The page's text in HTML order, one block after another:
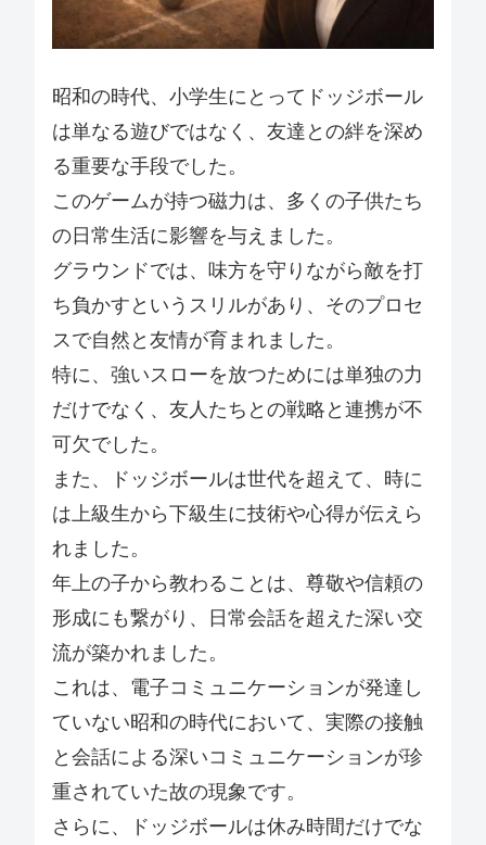
昭和の時代、小学生にとってドッジボール
は単なる遊びではなく、友達との絆を深め
る重要な手段でした。
このゲームが持つ磁力は、多くの子供たち
の日常生活に影響を与えました。
グラウンドでは、味方を守りながら敵を打
ち負かすというスリルがあり、そのプロセ
スで自然と友情が育まれました。
特に、強いスローを放つためには単独の力
だけでなく、友人たちとの戦略と連携が不
可欠でした。
また、ドッジボールは世代を超えて、時に
は上級生から下級生に技術や心得が伝えら
れました。
年上の子から教わることは、尊敬や信頼の
形成にも繋がり、日常会話を超えた深い交
流が築かれました。
これは、電子コミュニケーションが発達し
ていない昭和の時代において、実際の接触
と会話による深いコミュニケーションが珍
重されていた故の現象です。
さらに、ドッジボールは休み時間だけでな